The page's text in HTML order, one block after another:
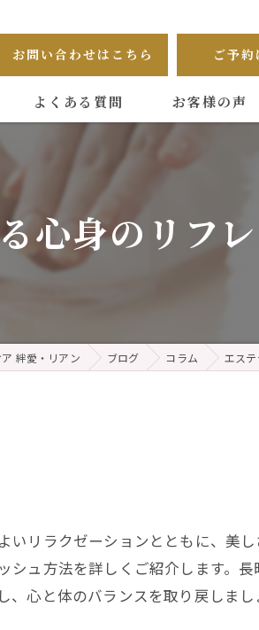
お問い合わせはこちら ご予約
よくある質問 お客様の声
心身のリフ
絆愛・リアン ブログ コラム エス
リラクゼーションとともに、美
ュ方法を詳しくご紹介します。
心と体のバランスを取り戻しまし